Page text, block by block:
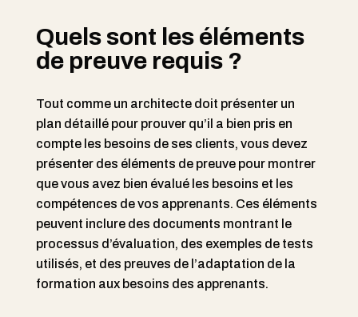
Quels sont les éléments
de preuve requis ?
Tout comme un architecte doit présenter un
plan détaillé pour prouver qu’il a bien pris en
compte les besoins de ses clients, vous devez
présenter des éléments de preuve pour montrer
que vous avez bien évalué les besoins et les
compétences de vos apprenants. Ces éléments
peuvent inclure des documents montrant le
processus d’évaluation, des exemples de tests
utilisés, et des preuves de l’adaptation de la
formation aux besoins des apprenants.